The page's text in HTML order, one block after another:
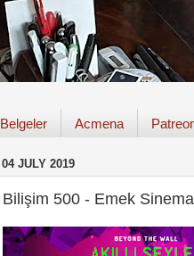
Belgeler Acmena
04 JULY 2019
Bilişim 500 - Emek